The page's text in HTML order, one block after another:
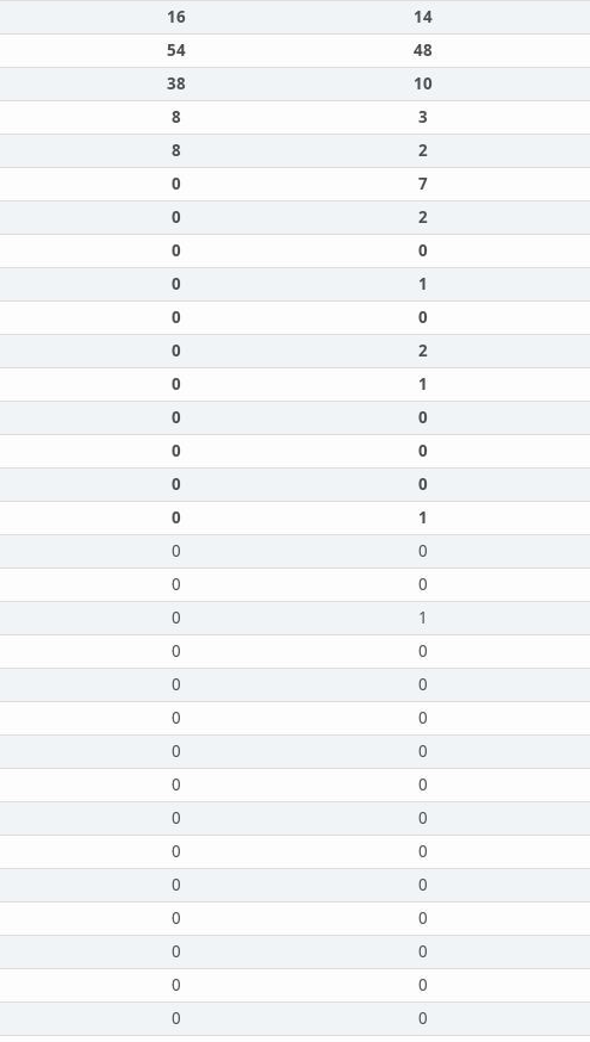
16 14
54 48
38 10
8 3
8 2
0 7
0 2
0 0
0 1
0 0
0 2
0 1
0 0
0 0
0 0
0 1
0 0
0 0
0 1
0 0
0 0
0 0
0 0
0 0
0 0
0 0
0 0
0 0
0 0
0 0
0 0